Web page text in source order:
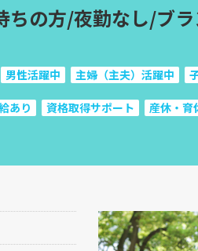
ちの方/夜勤なし/ブ
男性活躍中 主婦（主夫）活躍中
あり 資格取得サポート 産休・育